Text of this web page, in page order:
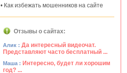
• Как избежать мошенников на сайте
Отзывы о сайтах:
Алик : Да интересный видеочат.
Представляют часто бесплатный ...
Маша : Интересно, будет ли хорошим
год? ...